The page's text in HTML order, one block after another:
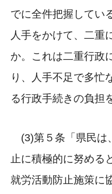
でに全件把握してい
人手をかけて、二重
か。これは二重行政
り、人手不足で多忙
る行政手続きの負担
(3)第５条「県民は
止に積極的に努める
就労活動防止施策に